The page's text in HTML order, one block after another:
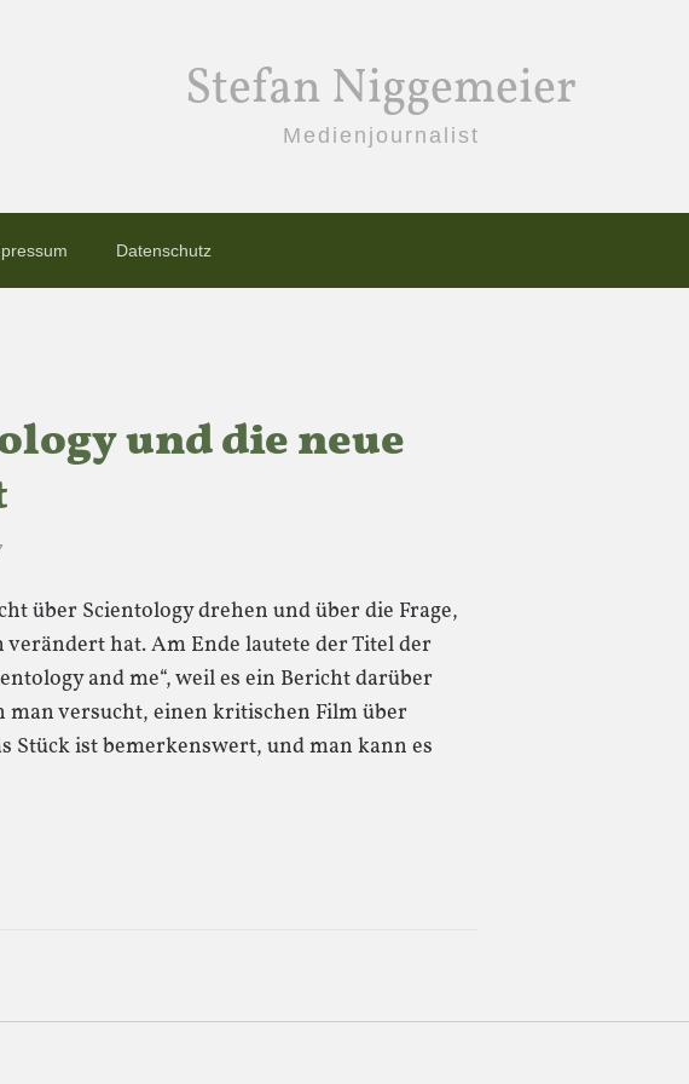
Stefan Niggemeier
Medienjournalist
Datenschutz
und die neue
über Scientology drehen und über die Frage,
verändert hat. Am Ende lautete der Titel der
and me“, weil es ein Bericht darüber
man versucht, einen kritischen Film über
Stück ist bemerkenswert, und man kann es